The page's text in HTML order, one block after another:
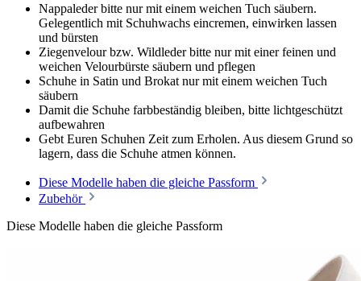
Nappaleder bitte nur mit einem weichen Tuch säubern.
Gelegentlich mit Schuhwachs eincremen, einwirken lassen
und bürsten
Ziegenvelour bzw. Wildleder bitte nur mit einer feinen und
weichen Velourbürste säubern und pflegen
Schuhe in Satin und Brokat nur mit einem weichen Tuch
säubern
Damit die Schuhe farbbeständig bleiben, bitte lichtgeschützt
aufbewahren
Gebt Euren Schuhen Zeit zum Erholen. Aus diesem Grund so
lagern, dass die Schuhe atmen können.
Diese Modelle haben die gleiche Passform
Zubehör
Diese Modelle haben die gleiche Passform